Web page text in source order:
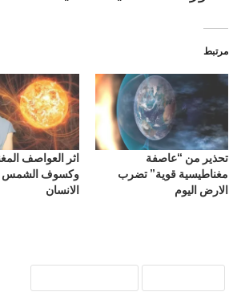
مرتبط
تحذير من “عاصفة
مغناطيسية قوية” تضرب
الارض اليوم
اثر العواصف
وكسوف الشمس
الانسان